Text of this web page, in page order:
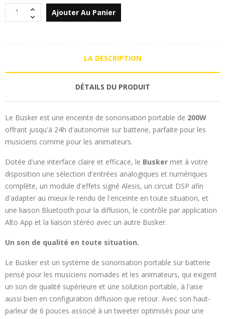
Ajouter Au Panier
LA DESCRIPTION
DÉTAILS DU PRODUIT
Le Busker est une enceinte de sonorisation portable de 200W
offrant jusqu'à 24h d'autonomie sur batterie, parfaite pour les
musiciens comme pour les animateurs.
Dotée d'une interface claire et efficace, le Busker met à votre
disposition une sélection d'entrées analogiques et numériques
complète, un module d'effets signé Alesis, un circuit DSP afin
d'adapter au mieux le rendu de l'enceinte en toute situation, et
une liaison Bluetooth pour la diffusion, le contrôle par application
Alto App et la liaison stéréo avec un autre Busker.
Un son de qualité en toute situation.
Le Busker est un système de sonorisation portable sur batterie
pensé pour les musiciens nomades et les animateurs, qui exigent
un son de qualité supérieure et une solution portable, à l'aise
aussi bien en configuration diffusion que retour. Avec son haut-
parleur de 6 pouces associé à un tweeter optimisés pour une